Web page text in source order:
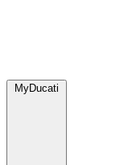
MyDucati